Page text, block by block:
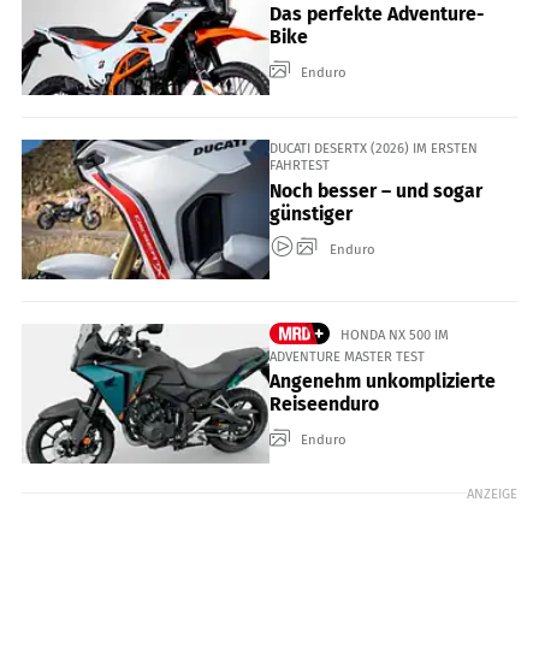
Das perfekte Adventure-
Bike
Enduro
DUCATI DESERTX (2026) IM ERSTEN
FAHRTEST
Noch besser – und sogar
günstiger
Enduro
HONDA NX 500 IM
ADVENTURE MASTER TEST
Angenehm unkomplizierte
Reiseenduro
Enduro
ANZEIGE